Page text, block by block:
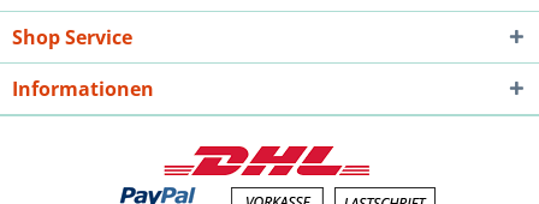
Shop Service
Informationen